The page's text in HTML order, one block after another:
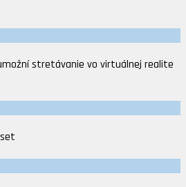
stretávanie vo virtuálnej realite